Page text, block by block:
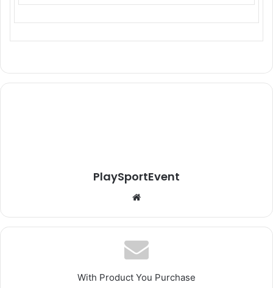
PlaySportEvent
With Product You Purchase